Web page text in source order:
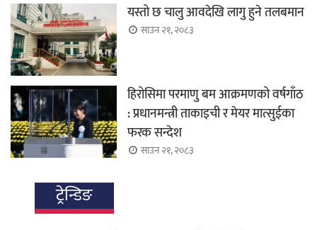
यस्तो छ चालु आवदेखि लागु हुने तलबमान
साउन २१, २०८३
हिरोसिमा परमाणु बम आक्रमणको वर्षगाँठ
: प्रधानमन्त्री ताकाइची र मेयर मात्सुईका
फरक सन्देश
साउन २१, २०८३
ट्रेन्डिङ